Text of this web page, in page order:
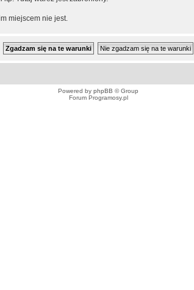
miejscem nie jest.
Powered by phpBB © Group
Forum Programosy.pl